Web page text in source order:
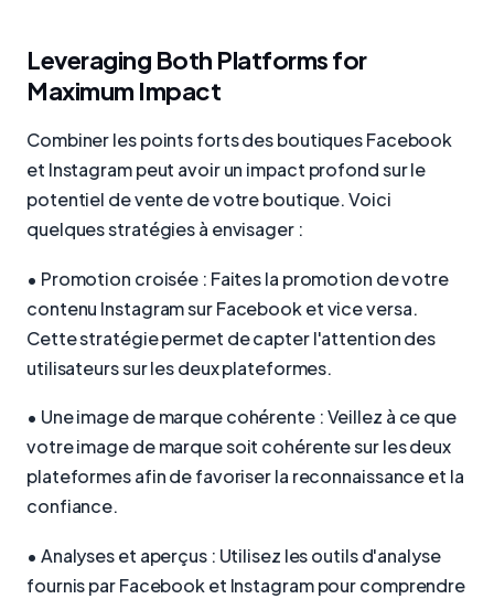
Leveraging Both Platforms for
Maximum Impact
Combiner les points forts des boutiques Facebook
et Instagram peut avoir un impact profond sur le
potentiel de vente de votre boutique. Voici
quelques stratégies à envisager :
• Promotion croisée : Faites la promotion de votre
contenu Instagram sur Facebook et vice versa.
Cette stratégie permet de capter l'attention des
utilisateurs sur les deux plateformes.
• Une image de marque cohérente : Veillez à ce que
votre image de marque soit cohérente sur les deux
plateformes afin de favoriser la reconnaissance et la
confiance.
• Analyses et aperçus : Utilisez les outils d'analyse
fournis par Facebook et Instagram pour comprendre